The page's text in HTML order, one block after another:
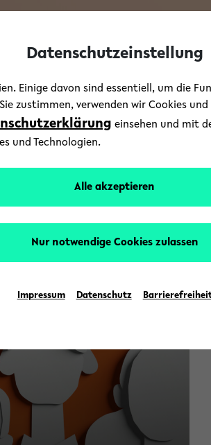
Datenschutzeinstellung
Einige davon sind essentiell, um die
zustimmen, verwenden wir Cookies
einsehen und mit
und Technologien.
Alle akzeptieren
Nur notwendige Cookies zulassen
Impressum Datenschutz